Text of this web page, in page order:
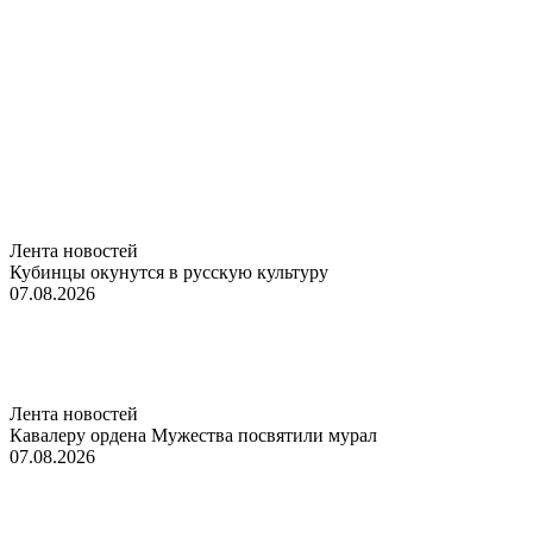
Лента новостей
Кубинцы окунутся в русскую культуру
07.08.2026
Лента новостей
Кавалеру ордена Мужества посвятили мурал
07.08.2026